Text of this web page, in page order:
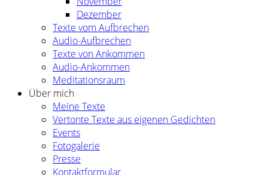
Dezember
Texte vom Aufbrechen
Audio-Aufbrechen
Texte von Ankommen
Audio-Ankommen
Meditationsraum
Über mich
Meine Texte
Vertonte Texte aus eigenen Gedichten
Events
Fotogalerie
Presse
Kontaktformular